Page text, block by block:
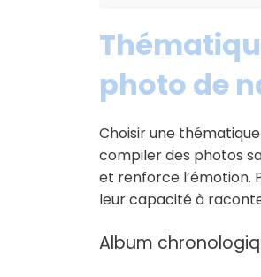
photo de
Choisir une
compiler des photos
et renforce l’émotion.
leur capacité à
Album